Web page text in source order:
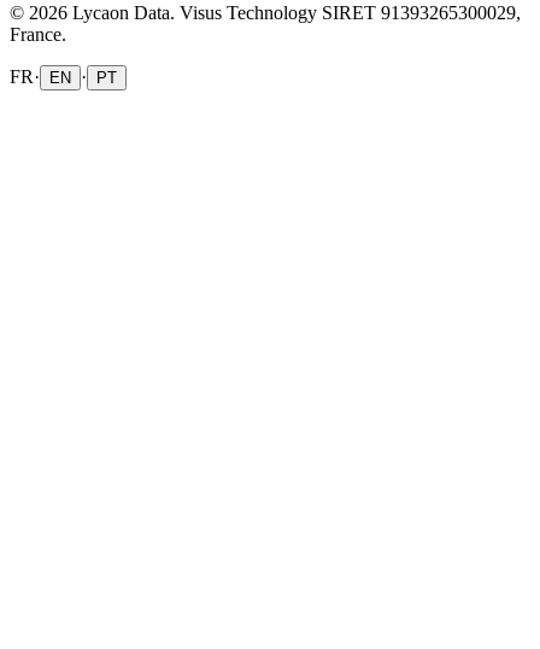
© 2026 Lycaon Data. Visus Technology SIRET 91393265300029,
France.
FR· EN · PT